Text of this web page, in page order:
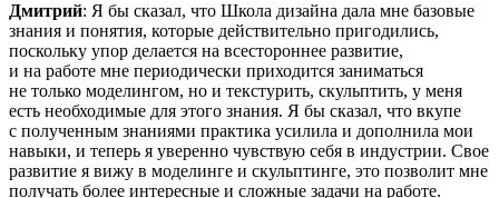
Дмитрий: Я бы сказал, что Школа дизайна дала мне базовые
знания и понятия, которые действительно пригодились,
поскольку упор делается на всестороннее развитие,
и на работе мне периодически приходится заниматься
не только моделингом, но и текстурить, скульптить, у меня
есть необходимые для этого знания. Я бы сказал, что вкупе
с полученным знаниями практика усилила и дополнила мои
навыки, и теперь я уверенно чувствую себя в индустрии. Свое
развитие я вижу в моделинге и скульптинге, это позволит мне
получать более интересные и сложные задачи на работе.